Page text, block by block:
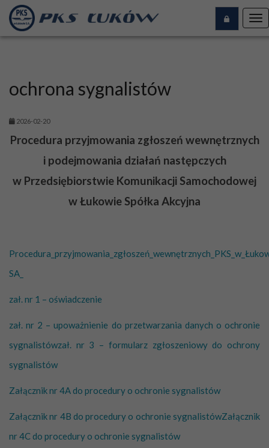
ochrona sygnalistów
2026-02-20
Procedura przyjmowania zgłoszeń wewnętrznych
i podejmowania działań następczych
w Przedsiębiorstwie Komunikacji Samochodowej
w Łukowie Spółka Akcyjna
SA_
zał. nr 1 – oświadczenie
zał. nr 2 – upoważnienie do przetwarzania danych o ochronie
sygnalistówzał. nr 3 – formularz zgłoszeniowy do ochrony
sygnalistów
Załącznik nr 4A do procedury o ochronie sygnalistów
Załącznik nr 4B do procedury o ochronie sygnalistówZałącznik
nr 4C do procedury o ochronie sygnalistów